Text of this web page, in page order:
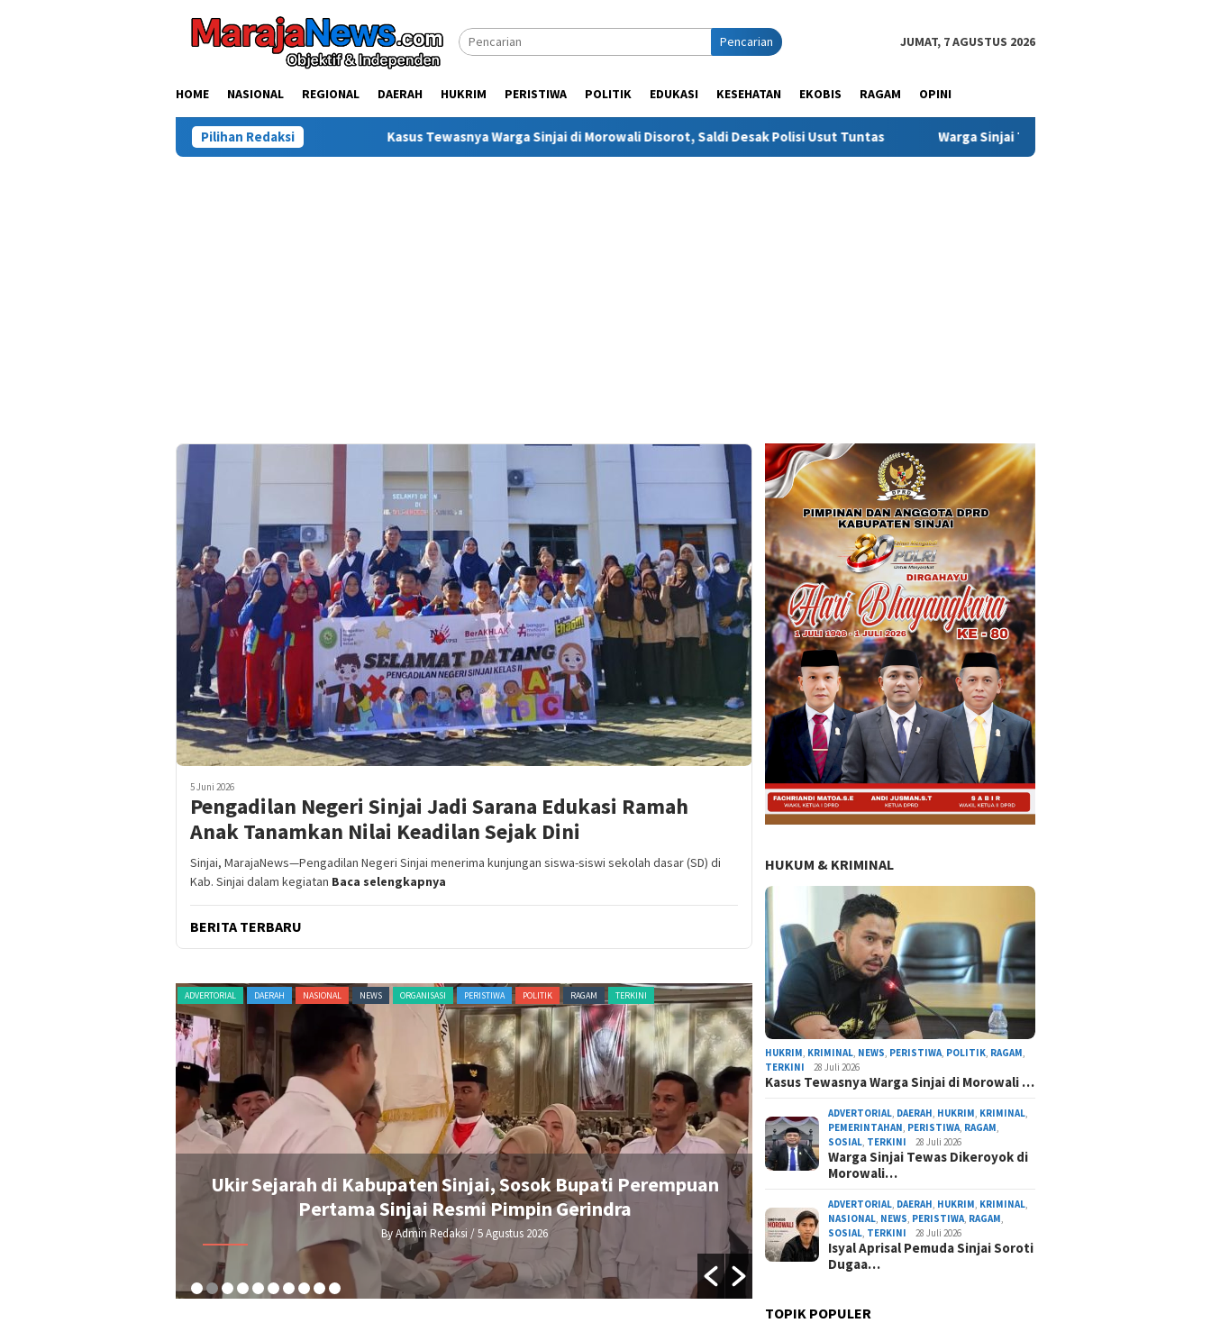
Pencarian JUMAT, 7 AGUSTUS 2026
HOME NASIONAL REGIONAL DAERAH HUKRIM PERISTIWA POLITIK EDUKASI KESEHATAN EKOBIS RAGAM OPINI
Pilihan RedaksiKasus Tewasnya Warga Sinjai di Morowali Disorot, Saldi Desak Polisi Usut Tuntas Warga Sinjai Tewas Dikeroyok di Morowali, Ketua DPRD Minta
5 Juni 2026
Pengadilan Negeri Sinjai Jadi Sarana Edukasi Ramah
Anak Tanamkan Nilai Keadilan Sejak Dini
Sinjai, MarajaNews—Pengadilan Negeri Sinjai menerima kunjungan siswa-siswi sekolah dasar (SD) di
Kab. Sinjai dalam kegiatan Baca selengkapnya
BERITA TERBARU
POLITIK RAGAM TERKINI
Kabupaten Sinjai, Sosok Bupati Perempuan
Sinjai Resmi Pimpin Gerindra
ADVERTORIAL NASIONAL NEWS ORGANISASI PERISTIWA POLITIK RAGAM
Ratnawati Arif Resmi Pimpin Gerindra Sinjai, Siap Kawal
Program Presiden Prabowo
By Admin Redaksi / 4 Agustus 2026
HUKUM & KRIMINAL
HUKRIM, KRIMINAL, NEWS, PERISTIWA, POLITIK, RAGAM,
TERKINI
28 Juli 2026
Kasus Tewasnya Warga Sinjai di Morowali …
ADVERTORIAL, DAERAH, HUKRIM, KRIMINAL,
PEMERINTAHAN, PERISTIWA, RAGAM,
SOSIAL, TERKINI 28 Juli 2026
Warga Sinjai Tewas Dikeroyok di
Morowali…
ADVERTORIAL, DAERAH, HUKRIM, KRIMINAL,
NASIONAL, NEWS, PERISTIWA, RAGAM,
SOSIAL, TERKINI 28 Juli 2026
Isyal Aprisal Pemuda Sinjai Soroti
Dugaa…
TOPIK POPULER